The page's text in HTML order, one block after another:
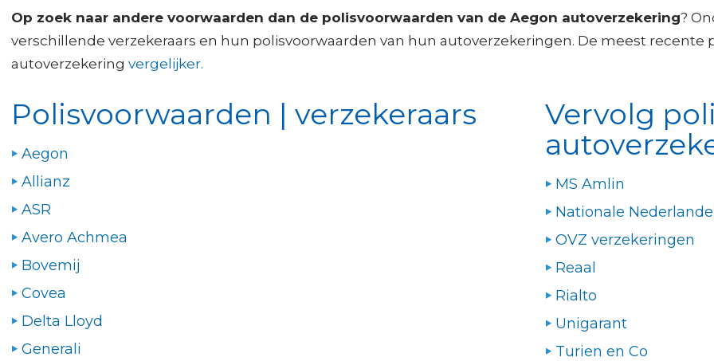
Op zoek naar andere voorwaarden dan de polisvoorwaarden van de Aegon autoverzekering?
verschillende verzekeraars en hun polisvoorwaarden van hun autoverzekeringen. De meest
autoverzekering vergelijker.
Polisvoorwaarden | verzekeraars
Aegon
Allianz
ASR
Avero Achmea
Bovemij
Covea
Delta Lloyd
Generali
Vervolg
MS Amlin
Nationale
OVZ verzekeringen
Reaal
Rialto
Unigarant
Turien en Co